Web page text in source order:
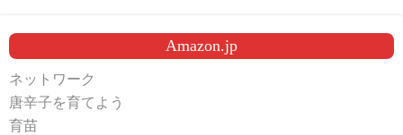
Amazon.jp
ネットワーク
唐辛子を育てよう
育苗